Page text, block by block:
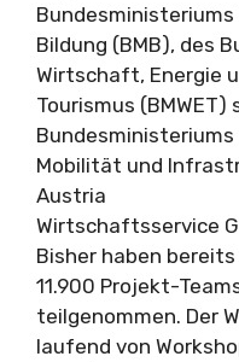
Bildung (BMB), des
Wirtschaft, Energie
Tourismus (BMWET)
Mobilität und
Austria
Wirtschaftsservice
Bisher haben
11.900 Projekt-
teilgenommen. Der
laufend von